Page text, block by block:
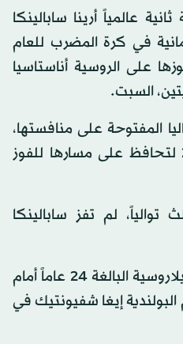
عالمياً أرينا سابالينكا
في كرة المضرب للعام
على الروسية أناستاسيا
السبت.
المفتوحة على منافستها،
وفازت عليها 6 - 1 و6 - 2 لتحافظ على مسارها للفوز
توالياً، لم تفز سابالينكا
ففي عام 2021، خسرت البيلاروسية البالغة 24 عاماً أمام
البولندية إيغا شفيونتيك في